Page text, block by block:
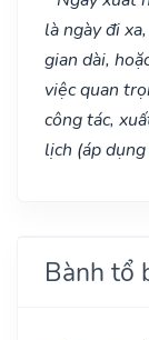
là ngày đi
gian dài,
việc quan
công tác,
lịch (áp
Bành tổ